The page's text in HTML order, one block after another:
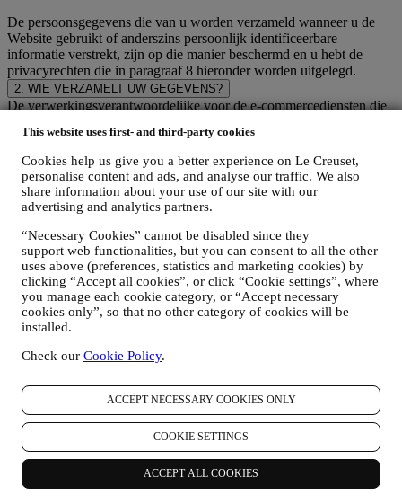
This website uses first- and third-party cookies
Cookies help us give you a better experience on Le Creuset,
personalise content and ads, and analyse our traffic. We also
share information about your use of our site with our
advertising and analytics partners.
“Necessary Cookies” cannot be disabled since they
support web functionalities, but you can consent to all the other
uses above (preferences, statistics and marketing cookies) by
clicking “Accept all cookies”, or click “Cookie settings”, where
you manage each cookie category, or “Accept necessary
cookies only”, so that no other category of cookies will be
installed.
Check our Cookie Policy.
ACCEPT NECESSARY COOKIES ONLY
COOKIE SETTINGS
ACCEPT ALL COOKIES
De persoonsgegevens die van u worden verzameld wanneer u de
Website gebruikt of anderszins persoonlijk identificeerbare
informatie verstrekt, zijn op die manier beschermd en u hebt de
privacyrechten die in paragraaf 8 hieronder worden uitgelegd.
2. WIE VERZAMELT UW GEGEVENS?
De verwerkingsverantwoordelijke voor de e-commercediensten die
met maatschappelijke zetel te Le Creuset Benelux NV,
Drukpersstraat 4, 1000 Brussel, België.
Als u ermee instemt om marketingboodschappen van ons te
ontvangen, worden uw gegevens onderdeel van de
consumentendatabase van Le Creuset Group, die als
gegevensbeheerder wordt beheerd door Le Creuset Group AG, met
het kantoor in Hofstrasse 1A,Neuhofstrasse 4 , Baar, Zugo, 6340
Zwitserland (die Le Creuset SL, BTW-nummer B62153630, met
kantoor in Paseo de Gracia 9, 2º, 08007 Barcelona, Spanje, heeft
aangesteld als vertegenwoordiger in de EU), op basis van een
overeenkomst tot gezamenlijke zeggenschap die in wezen voorziet
in (a) Le Creuset Group AG die verantwoordelijk is voor de
algemene strategie met betrekking tot marketing en
gepersonaliseerde klantervaring; (b) lokale Le Creuset-entiteiten die
profiteren van deze strategie en deze uitvoeren, alsmede
lokaal niveau (binnen een bepaald land); (c) beide gezamenlijk
beheerders die nodig zijn om de verzoeken van uw betrokkene om
rechten af te handelen.
3. WAAROM VERZAMELEN WIJ DEZE GEGEVENS?
Wij kunnen uw gegevens verwerken voor de volgende doeleinden: